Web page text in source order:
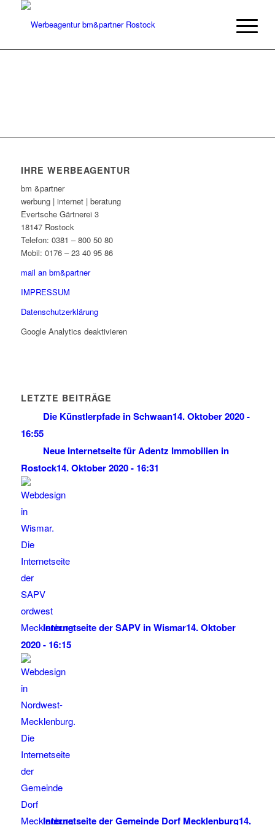
IHRE WERBEAGENTUR
bm &partner
werbung | internet | beratung
Evertsche Gärtnerei 3
18147 Rostock
Telefon: 0381 – 800 50 80
Mobil: 0176 – 23 40 95 86
mail an bm&partner
IMPRESSUM
Datenschutzerklärung
Google Analytics deaktivieren
LETZTE BEITRÄGE
Die Künstlerpfade in Schwaan14. Oktober 2020 -
16:55
Neue Internetseite für Adentz Immobilien in
Rostock14. Oktober 2020 - 16:31
Internetseite der SAPV in Wismar14. Oktober
2020 - 16:15
Internetseite der Gemeinde Dorf Mecklenburg14.